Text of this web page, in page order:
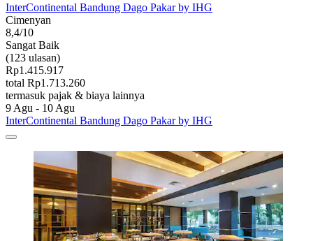
InterContinental Bandung Dago Pakar by IHG
Cimenyan
8,4/10
Sangat Baik
(123 ulasan)
Rp1.415.917
total Rp1.713.260
termasuk pajak & biaya lainnya
9 Agu - 10 Agu
InterContinental Bandung Dago Pakar by IHG